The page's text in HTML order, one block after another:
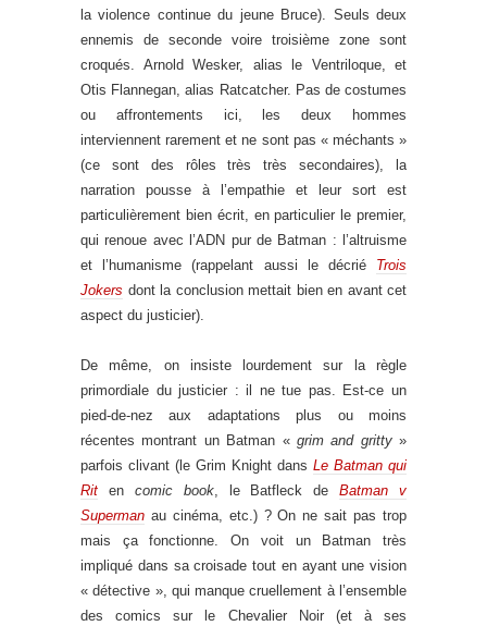
la violence continue du jeune Bruce). Seuls deux
ennemis de seconde voire troisième zone sont
croqués. Arnold Wesker, alias le Ventriloque, et
Otis Flannegan, alias Ratcatcher. Pas de costumes
ou affrontements ici, les deux hommes
interviennent rarement et ne sont pas « méchants »
(ce sont des rôles très très secondaires), la
narration pousse à l’empathie et leur sort est
particulièrement bien écrit, en particulier le premier,
qui renoue avec l’ADN pur de Batman : l’altruisme
et l’humanisme (rappelant aussi le décrié Trois
Jokers dont la conclusion mettait bien en avant cet
aspect du justicier).
De même, on insiste lourdement sur la règle
primordiale du justicier : il ne tue pas. Est-ce un
pied-de-nez aux adaptations plus ou moins
récentes montrant un Batman « grim and gritty»
parfois clivant (le Grim Knight dans Le Batman qui
Rit
en comic book, le Batfleck deBatman v
Superman au cinéma, etc.) ? On ne sait pas trop
mais ça fonctionne. On voit un Batman très
impliqué dans sa croisade tout en ayant une vision
« détective », qui manque cruellement à l’ensemble
des comics sur le Chevalier Noir (et à ses